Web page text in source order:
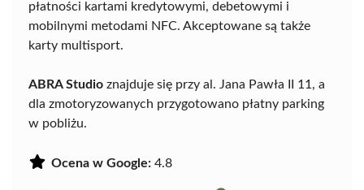
płatności kartami kredytowymi, debetowymi i
mobilnymi metodami NFC. Akceptowane są także
karty multisport.
ABRA Studio znajduje się przy al. Jana Pawła II 11, a
dla zmotoryzowanych przygotowano płatny parking
w pobliżu.
Ocena w Google: 4.8